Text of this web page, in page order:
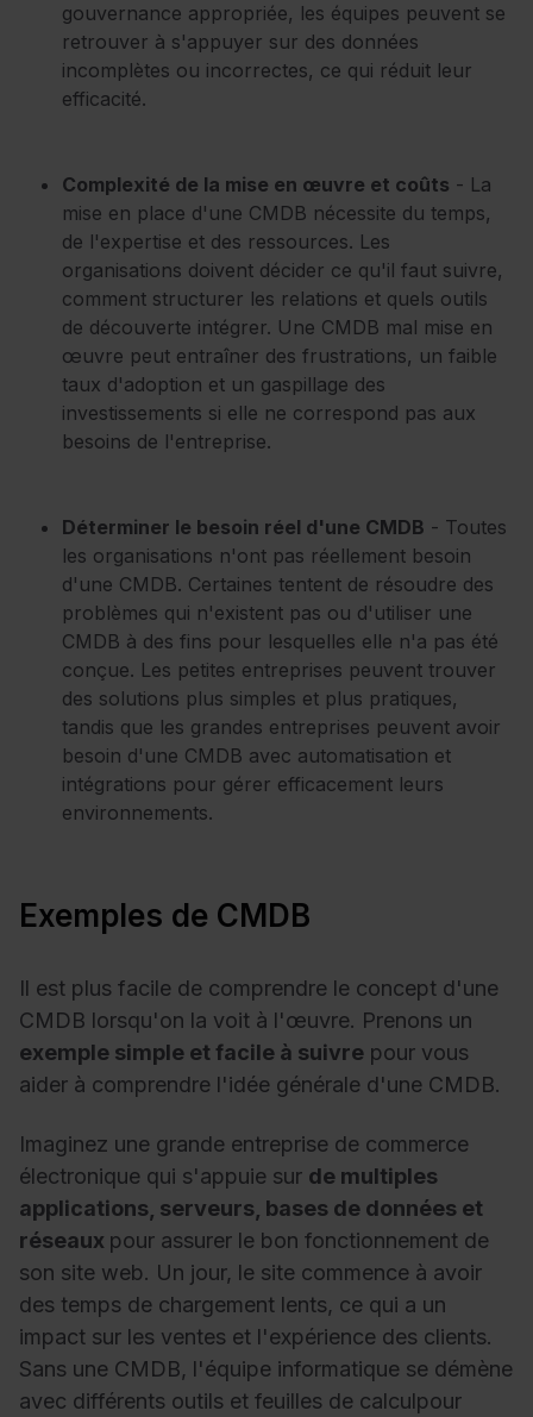
gouvernance appropriée, les équipes peuvent se
retrouver à s'appuyer sur des données
incomplètes ou incorrectes, ce qui réduit leur
efficacité.
Complexité de la mise en œuvre et coûts - La
mise en place d'une CMDB nécessite du temps,
de l'expertise et des ressources. Les
organisations doivent décider ce qu'il faut suivre,
comment structurer les relations et quels outils
de découverte intégrer. Une CMDB mal mise en
œuvre peut entraîner des frustrations, un faible
taux d'adoption et un gaspillage des
investissements si elle ne correspond pas aux
besoins de l'entreprise.
Déterminer le besoin réel d'une CMDB - Toutes
les organisations n'ont pas réellement besoin
d'une CMDB. Certaines tentent de résoudre des
problèmes qui n'existent pas ou d'utiliser une
CMDB à des fins pour lesquelles elle n'a pas été
conçue. Les petites entreprises peuvent trouver
des solutions plus simples et plus pratiques,
tandis que les grandes entreprises peuvent avoir
besoin d'une CMDB avec automatisation et
intégrations pour gérer efficacement leurs
environnements.
Exemples de CMDB
Il est plus facile de comprendre le concept d'une
CMDB lorsqu'on la voit à l'œuvre. Prenons un
exemple simple et facile à suivre pour vous
aider à comprendre l'idée générale d'une CMDB.
Imaginez une grande entreprise de commerce
électronique qui s'appuie sur de multiples
applications, serveurs, bases de données et
réseaux pour assurer le bon fonctionnement de
son site web. Un jour, le site commence à avoir
des temps de chargement lents, ce qui a un
impact sur les ventes et l'expérience des clients.
Sans une CMDB, l'équipe informatique se démène
avec différents outils et feuilles de calculpour